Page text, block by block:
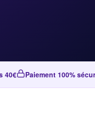
40€ Paiement 100%